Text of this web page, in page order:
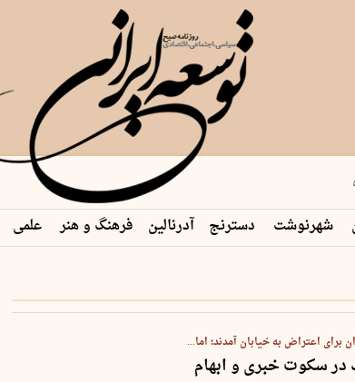
در …
شهرنوشت دسترنج آدرنالین فرهنگ و هنر علمی
برای اعتراض به خیابان آمدند؛ اما...
سکوت خبری و ابهام